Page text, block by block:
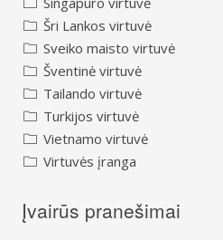
Šri Lankos virtuvė
Sveiko maisto virtuvė
Šventinė virtuvė
Tailando virtuvė
Turkijos virtuvė
Vietnamo virtuvė
Virtuvės įranga
Įvairūs pranešimai